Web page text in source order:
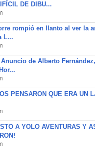
DE DIBU...
rompió en llanto al ver la
L...
Anuncio de Alberto
PENSARON QUE ERA UN
A YOLO AVENTURAS Y